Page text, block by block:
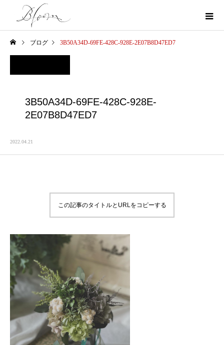
ブログ 3B50A34D-69FE-428C-928E-2E07B8D47ED7
3B50A34D-69FE-428C-928E-
2E07B8D47ED7
2022.04.21
この記事のタイトルとURLをコピーする